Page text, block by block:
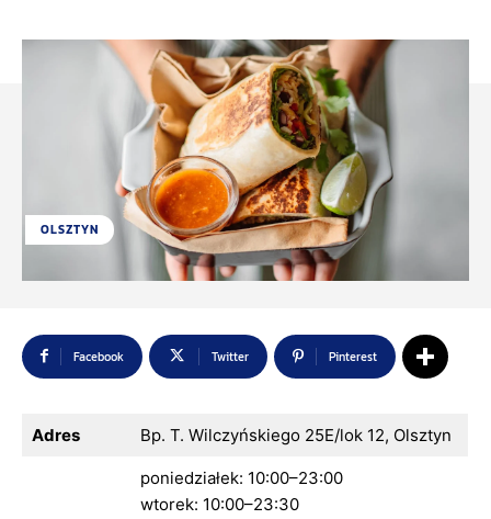
OLSZTYN
Facebook Twitter Pinterest
Adres Bp. T. Wilczyńskiego 25E/lok 12, Olsztyn
poniedziałek: 10:00–23:00
wtorek: 10:00–23:30